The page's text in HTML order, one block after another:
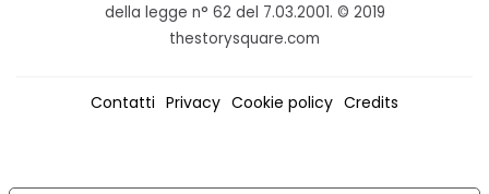
della legge n° 62 del 7.03.2001. © 2019
thestorysquare.com
Contatti Privacy Cookie policy Credits